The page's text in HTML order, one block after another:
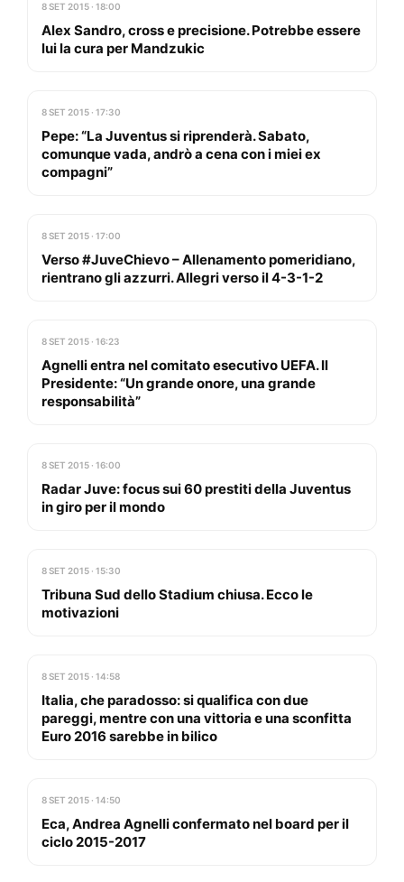
8 SET 2015 · 18:00
Alex Sandro, cross e precisione. Potrebbe essere
lui la cura per Mandzukic
8 SET 2015 · 17:30
Pepe: “La Juventus si riprenderà. Sabato,
comunque vada, andrò a cena con i miei ex
compagni”
8 SET 2015 · 17:00
Verso #JuveChievo – Allenamento pomeridiano,
rientrano gli azzurri. Allegri verso il 4-3-1-2
8 SET 2015 · 16:23
Agnelli entra nel comitato esecutivo UEFA. Il
Presidente: “Un grande onore, una grande
responsabilità”
8 SET 2015 · 16:00
Radar Juve: focus sui 60 prestiti della Juventus
in giro per il mondo
8 SET 2015 · 15:30
Tribuna Sud dello Stadium chiusa. Ecco le
motivazioni
8 SET 2015 · 14:58
Italia, che paradosso: si qualifica con due
pareggi, mentre con una vittoria e una sconfitta
Euro 2016 sarebbe in bilico
8 SET 2015 · 14:50
Eca, Andrea Agnelli confermato nel board per il
ciclo 2015-2017